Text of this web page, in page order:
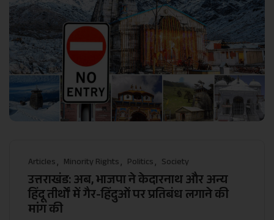
Articles Minority Rights Politics Society
उत्तराखंड: अब, भाजपा ने केदारनाथ और अन्य
हिंदू तीर्थों में गैर-हिंदुओं पर प्रतिबंध लगाने की
मांग की